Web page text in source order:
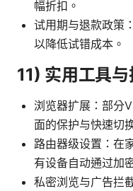
幅折扣。
试用期与退款政策
以降低试错成本。
11) 实用工具
浏览器扩展：部分
面的保护与快速切
路由器级设置：在
有设备自动通过加
私密浏览与广告拦